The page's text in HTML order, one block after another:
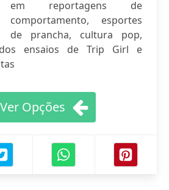
em reportagens de
comportamento, esportes
de prancha, cultura pop,
ensaios de Trip Girl e
Ver Opções